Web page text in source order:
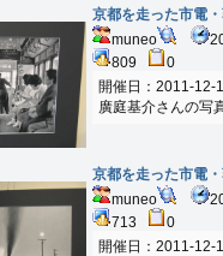
京都を走った市電
muneo
809
0
開催日：2011-12-
廣庭基介さんの写
京都を走った市電
muneo
713
0
開催日：2011-12-